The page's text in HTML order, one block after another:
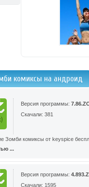
комиксы на андроид
Версия программы:
Скачали: 381
Зомби комиксы от keyspice
...
Версия программы:
Скачали: 1595